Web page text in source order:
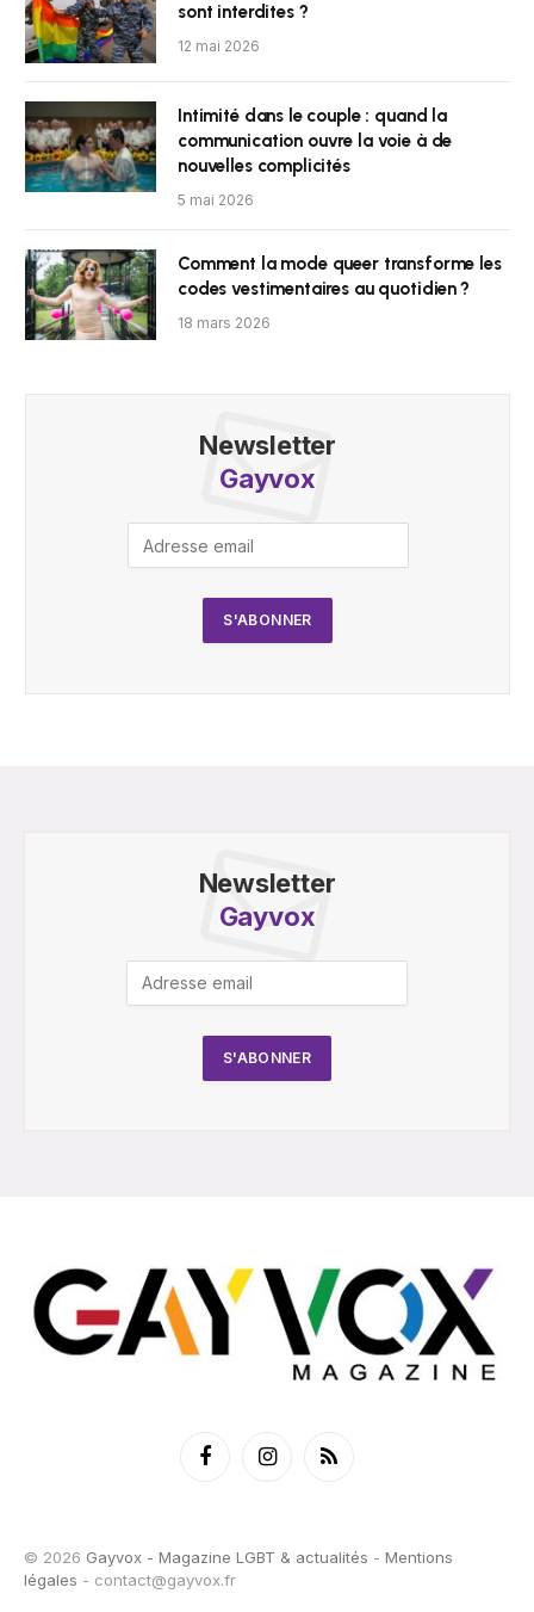
sont interdites ?
12 mai 2026
Intimité dans le couple : quand la
communication ouvre la voie à de
nouvelles complicités
5 mai 2026
Comment la mode queer transforme les
codes vestimentaires au quotidien ?
18 mars 2026
Newsletter
Gayvox
Newsletter
Gayvox
FacebookInstagramRSS
© 2026 Gayvox - Magazine LGBT & actualités - Mentions
légales - contact@gayvox.fr